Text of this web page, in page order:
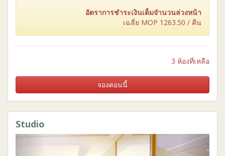
อัตราการชำระเงินเต็มจำนวนล่วงหน้า
เฉลี่ย MOP 1263.50 / คืน
3 ห้องที่เหลือ
จองตอนนี้
Studio
Previous Next